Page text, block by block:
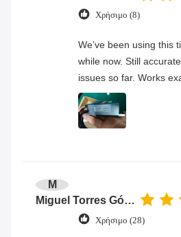
Χρήσιμο (8)
We’ve been using this
while now. Still
issues so far. Works
M
Miguel Torres Gómez
Χρήσιμο (28)